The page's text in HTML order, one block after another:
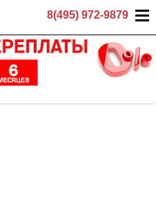
8(495) 972-9879